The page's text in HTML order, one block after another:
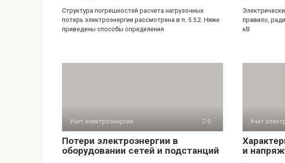
Структура погрешностей расчета нагрузочных
потерь электроэнергии рассмотрена в п. 5.5.2. Ниже
приведены способы определения
правило,
кВ
Учет электроэнергии 0
Потери электроэнергии в
оборудовании сетей и подстанций
Учет
и